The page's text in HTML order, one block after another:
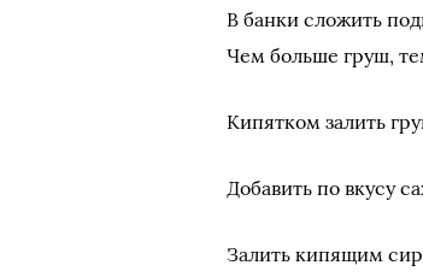
В банки сложить
Чем больше груш,
Кипятком залить
Добавить по вкусу
Залить кипящим